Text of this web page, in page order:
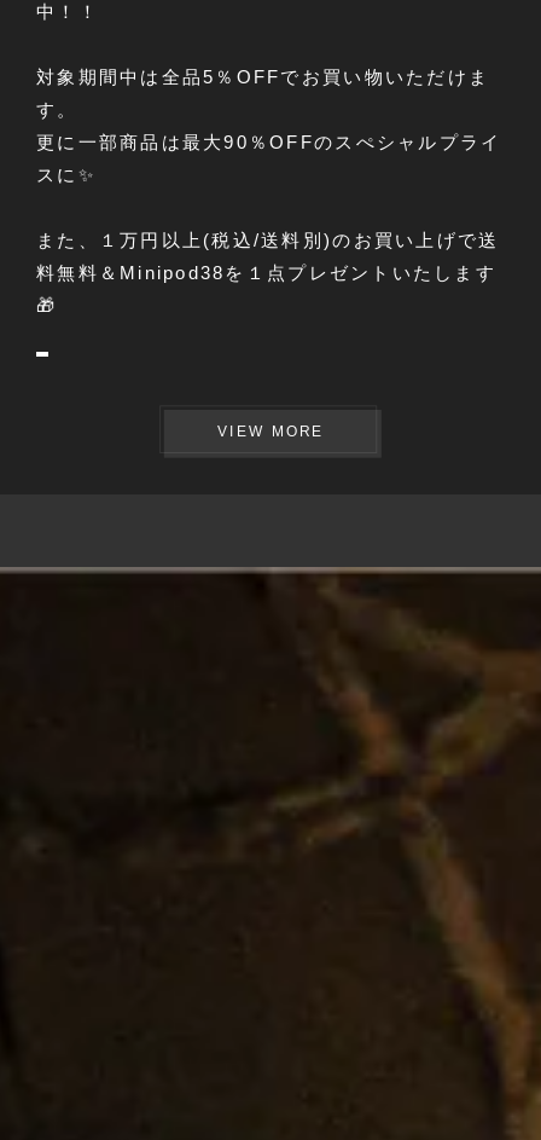
中！！
対象期間中は全品5％OFFでお買い物いただけま
す。
更に一部商品は最大90％OFFのスぺシャルプライ
スに✨
また、１万円以上(税込/送料別)のお買い上げで送
料無料＆Minipod38を１点プレゼントいたします
🎁
VIEW MORE